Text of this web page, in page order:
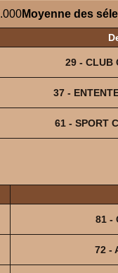
Moyenne des
29 - CLUB
37 -
61 - SPORT
81 -
72 -